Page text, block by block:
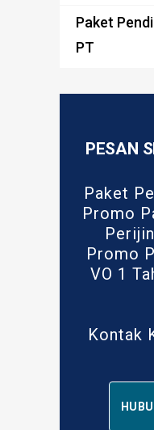
Paket
PT
PESAN
Paket
Promo
Promo
VO 1
Kontak